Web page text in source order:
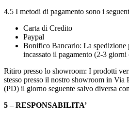
4.5 I metodi di pagamento sono i
Carta di Credito
Paypal
Bonifico Bancario: La spedizione
incassato il pagamento (2-3 giorni
Ritiro presso lo showroom: I prodotti
stesso presso il nostro showroom in
(PD) il giorno seguente salvo diversa
5 – RESPONSABILITA’